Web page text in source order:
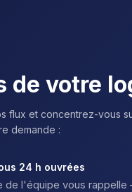
de votre
flux et concentrez-vous
demande :
24 h ouvrées
de l'équipe vous